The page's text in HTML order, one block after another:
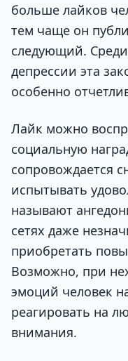
больше лайков
тем чаще он
следующий.
депрессии эта
особенно
Лайк можно
социальную
сопровождается
испытывать
называют
сетях даже
приобретать
Возможно, при
эмоций человек
реагировать на
внимания.